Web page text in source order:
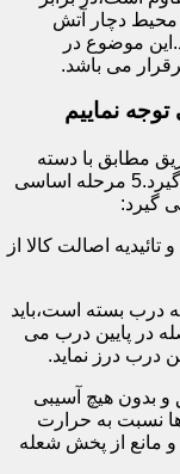
محیط دچار آتش
موضوع در
می باشد.
نماییم
مطابق با دسته
بندی و مقاومت آن ها،باید تست روی آن انجام گیرد.5 مرحله اساسی
گیرد:
اصالت کالا از
درب بسته است،باید
در پایین درب می
و بدون هیچ آسیبی
نسبت به حرارت
مانع از پخش شعله